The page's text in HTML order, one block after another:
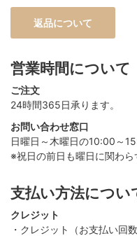
返品について
営業時間について
ご注文
24時間365日承ります。
お問い合わせ窓口
日曜日～木曜日の10:00～
※祝日の前日も曜日に関わら
支払い方法につい
クレジット
・クレジット（お支払い回